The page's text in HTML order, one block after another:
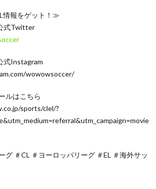
情報をゲット！≫
式Twitter
式Instagram
wowowsoccer/
ルはこちら
sports/clel/?
グ ＃CL ＃ヨーロッパリーグ ＃EL ＃海外サッ